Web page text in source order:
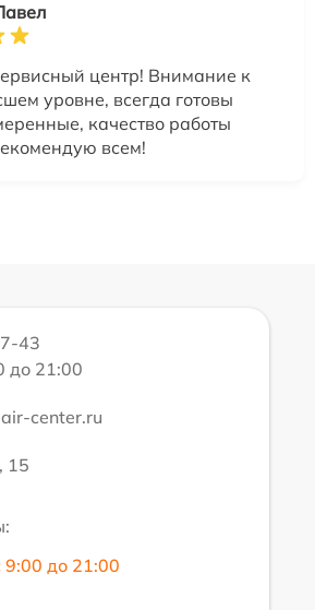
центр! Внимание к
уровне, всегда готовы
качество работы
всем!
43
до 21:00
center.ru
15
до 21:00